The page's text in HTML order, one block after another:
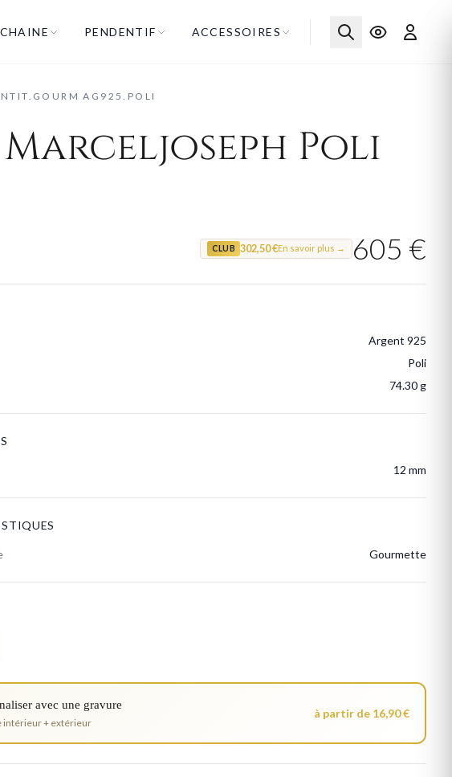
CHAINE PENDENTIF ACCESSOIRES
AG925.POLI
Poli
CLUB 302,50 €En savoir plus → 605 €
Argent 925
Poli
74.30 g
12 mm
Gourmette
avec une gravure
intérieur + extérieur
à partir de 16,90 €